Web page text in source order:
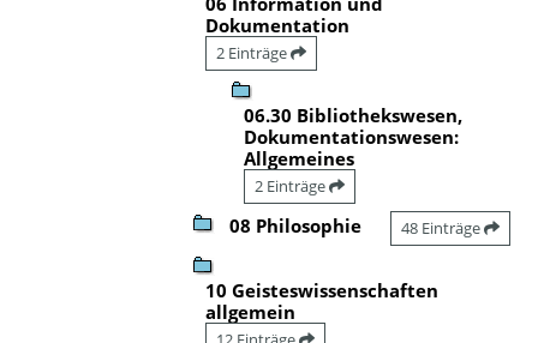
Dokumentation
2 Einträge
06.30 Bibliothekswesen,
Dokumentationswesen:
Allgemeines
2 Einträge
08 Philosophie 48 Einträge
10 Geisteswissenschaften
allgemein